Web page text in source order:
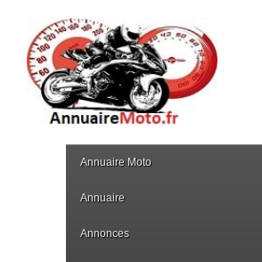
Annuaire Moto
Annuaire
Annonces